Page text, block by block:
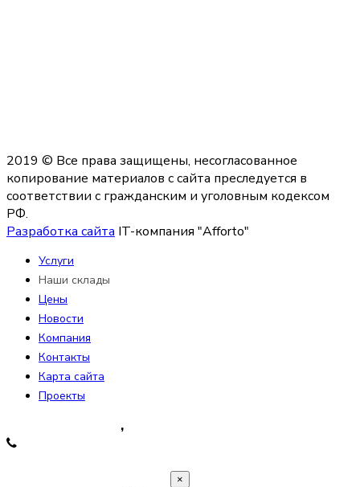
2019 © Все права защищены, несогласованное
копирование материалов с сайта преследуется в
соответствии с гражданским и уголовным кодексом
РФ.
Разработка сайта IT-компания "Afforto"
Услуги
Наши склады
Цены
Новости
Компания
Контакты
Карта сайта
Проекты
,
×